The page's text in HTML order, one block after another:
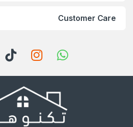
Customer Care